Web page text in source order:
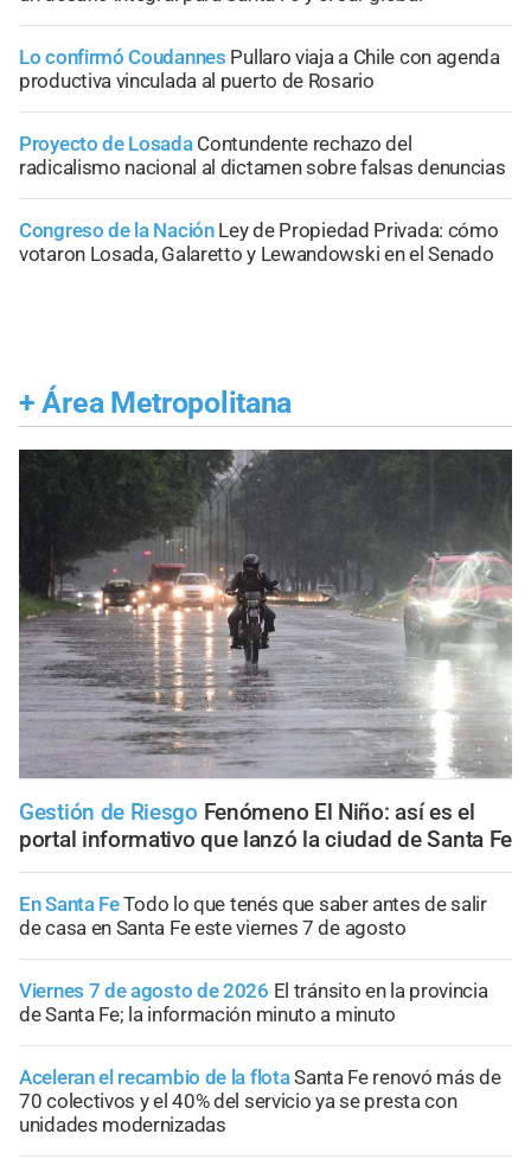
Lo confirmó Coudannes Pullaro viaja a Chile con agenda
productiva vinculada al puerto de Rosario
Proyecto de Losada Contundente rechazo del
radicalismo nacional al dictamen sobre falsas denuncias
Congreso de la Nación Ley de Propiedad Privada: cómo
votaron Losada, Galaretto y Lewandowski en el Senado
+ Área Metropolitana
Gestión de Riesgo Fenómeno El Niño: así es el
portal informativo que lanzó la ciudad de Santa Fe
En Santa FeTodo lo que tenés que saber antes de salir
de casa en Santa Fe este viernes 7 de agosto
Viernes 7 de agosto de 2026 El tránsito en la provincia
de Santa Fe; la información minuto a minuto
Aceleran el recambio de la flotaSanta Fe renovó más de
70 colectivos y el 40% del servicio ya se presta con
unidades modernizadas